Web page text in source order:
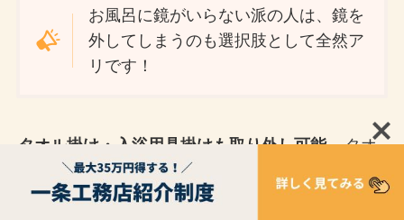
お風呂に鏡がいらない派の人は、鏡を
外してしまうのも選択肢として全然ア
リです！
タオル掛け・入浴用具掛けも取り外し可能。タオ
ルやブラシなどお風呂関連グッズも好きな場所に
置けます。流行のシャンプーやボディソープなど